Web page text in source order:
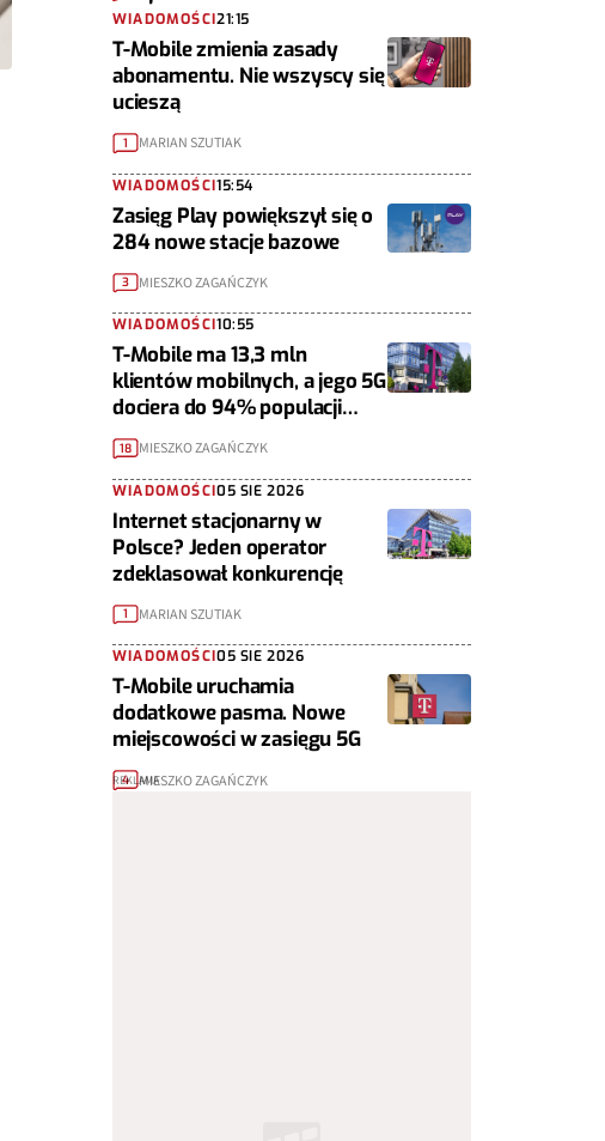
WIADOMOŚCI21:15
T-Mobile zmienia zasady
abonamentu. Nie wszyscy się
ucieszą
1 MARIAN SZUTIAK
WIADOMOŚCI15:54
Zasięg Play powiększył się o
284 nowe stacje bazowe
3 MIESZKO ZAGAŃCZYK
WIADOMOŚCI10:55
T-Mobile ma 13,3 mln
klientów mobilnych, a jego 5G
dociera do 94% populacji
Polski
18 MIESZKO ZAGAŃCZYK
WIADOMOŚCI05 SIE 2026
Internet stacjonarny w
Polsce? Jeden operator
zdeklasował konkurencję
1 MARIAN SZUTIAK
WIADOMOŚCI05 SIE 2026
T-Mobile uruchamia
dodatkowe pasma. Nowe
miejscowości w zasięgu 5G
4 MIESZKO ZAGAŃCZYK